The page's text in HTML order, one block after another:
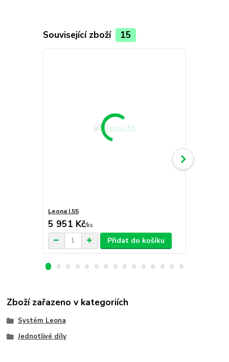
Související zboží 15
Leona I.55
5 951 Kč/ks
Přidat do košíku
Zboží zařazeno v kategoriích
Systém Leona
Jednotlivé díly